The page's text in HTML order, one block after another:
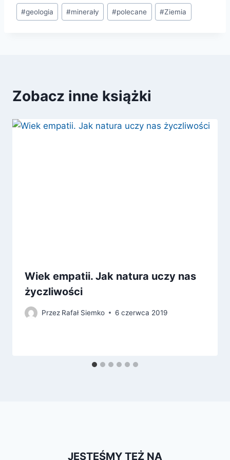
Tagi
wpisu:
#geologia #minerały #polecane #Ziemia
Zobacz inne książki
Wiek empatii. Jak natura uczy nas
życzliwości
Przez Rafał Siemko 6 czerwca 2019
JESTEŚMY TEŻ NA